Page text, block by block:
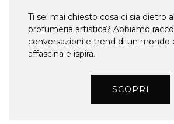
Ti sei mai chiesto cosa ci sia dietro
profumeria artistica? Abbiamo
conversazioni e trend di un mondo
affascina e ispira.
SCOPRI